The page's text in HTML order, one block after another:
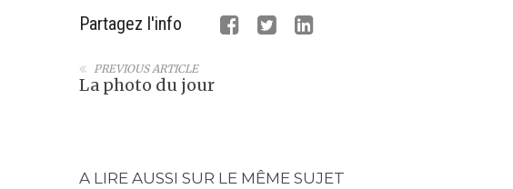
Partagez l'info
PREVIOUS ARTICLE
La photo du jour
A LIRE AUSSI SUR LE MÊME SUJET